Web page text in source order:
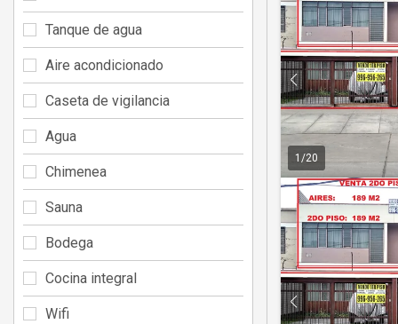
1 /20
Tanque de agua
Aire acondicionado
Caseta de vigilancia
Agua
Chimenea
Sauna
Bodega
Cocina integral
Wifi